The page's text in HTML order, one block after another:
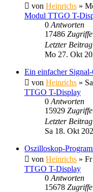
von Heinrichs »
Modul TTGO T-
0 Antworten
17486 Zugriffe
Letzter Beitrag
Mo 27. Okt
Ein einfacher
von Heinrichs »
TTGO T-Display
0 Antworten
15929 Zugriffe
Letzter Beitrag
Sa 18. Okt
Oszilloskop-
von Heinrichs »
TTGO T-Display
0 Antworten
15678 Zugriffe